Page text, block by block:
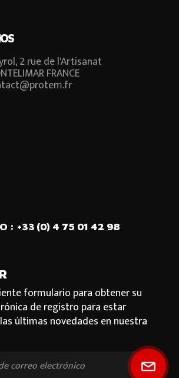
2 rue de l'Artisanat
FRANCE
: +33 (0) 4 75 01 42 98
formulario para obtener su
de registro para estar
últimas novedades en nuestra